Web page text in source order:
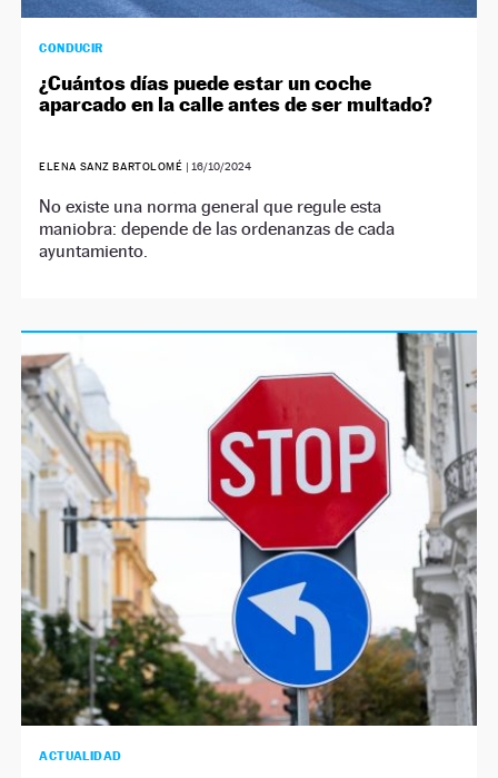
CONDUCIR
¿Cuántos días puede estar un coche
aparcado en la calle antes de ser multado?
ELENA SANZ BARTOLOMÉ | 16/10/2024
No existe una norma general que regule esta
maniobra: depende de las ordenanzas de cada
ayuntamiento.
ACTUALIDAD